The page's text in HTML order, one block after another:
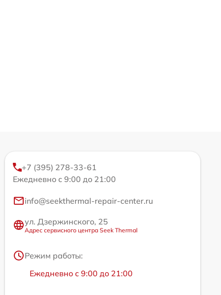
+7 (395) 278-33-61
Ежедневно с 9:00 до 21:00
info@seekthermal-repair-center.ru
ул. Дзержинского, 25
Адрес сервисного центра Seek Thermal
Режим работы:
Ежедневно с 9:00 до 21:00